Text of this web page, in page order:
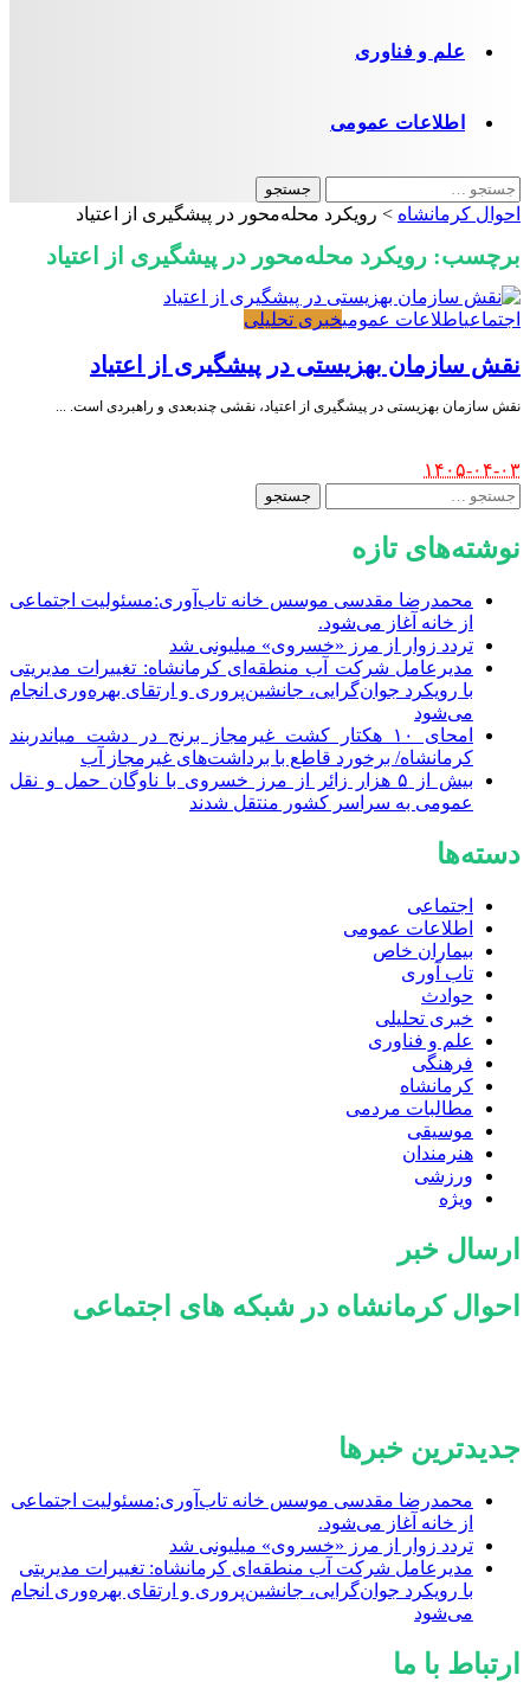
علم و فناوری
اطلاعات عمومی
جستجو
برای:
احوال کرمانشاه > رویکرد محله‌محور در پیشگیری از اعتیاد
برچسب: رویکرد محله‌محور در پیشگیری از اعتیاد
اجتماعیاطلاعات عمومیخبری تحلیلی
نقش سازمان بهزیستی در پیشگیری از اعتیاد
نقش سازمان بهزیستی در پیشگیری از اعتیاد، نقشی چندبعدی و راهبردی است. ...
by
۱۴۰۵-۰۴-۰۳
جستجو
برای:
نوشته‌های تازه
محمدرضا مقدسی موسس خانه تاب‌آوری:مسئولیت اجتماعی
از خانه آغاز می‌شود.
تردد زوار از مرز «خسروی» میلیونی شد
مدیرعامل شرکت آب منطقه‌ای کرمانشاه: تغییرات مدیریتی
با رویکرد جوان‌گرایی، جانشین‌پروری و ارتقای بهره‌وری انجام
می‌شود
امحای ۱۰ هکتار کشت غیرمجاز برنج در دشت میاندربند
کرمانشاه/ برخورد قاطع با برداشت‌های غیرمجاز آب
بیش از ۵ هزار زائر از مرز خسروی با ناوگان حمل‌ و نقل
عمومی به سراسر کشور منتقل شدند
دسته‌ها
اجتماعی
اطلاعات عمومی
بیماران خاص
تاب آوری
حوادث
خبری تحلیلی
علم و فناوری
فرهنگی
کرمانشاه
مطالبات مردمی
موسیقی
هنرمندان
ورزشی
ویژه
ارسال خبر
احوال کرمانشاه در شبکه های اجتماعی
جدیدترین خبرها
محمدرضا مقدسی موسس خانه تاب‌آوری:مسئولیت اجتماعی
از خانه آغاز می‌شود.
تردد زوار از مرز «خسروی» میلیونی شد
مدیرعامل شرکت آب منطقه‌ای کرمانشاه: تغییرات مدیریتی
با رویکرد جوان‌گرایی، جانشین‌پروری و ارتقای بهره‌وری انجام
می‌شود
ارتباط با ما